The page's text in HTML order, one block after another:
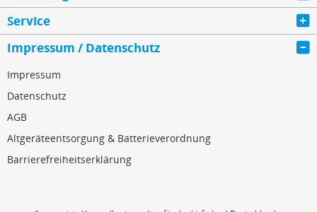
Service
Impressum / Datenschutz
Impressum
Datenschutz
AGB
Altgeräteentsorgung & Batterieverordnung
Barrierefreiheitserklärung